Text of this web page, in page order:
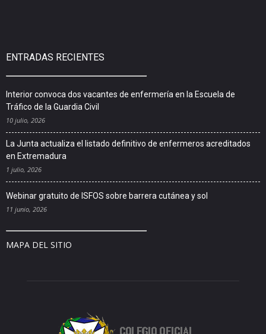
ENTRADAS RECIENTES
Interior convoca dos vacantes de enfermería en la Escuela de
Tráfico de la Guardia Civil
10 julio, 2026
La Junta actualiza el listado definitivo de enfermeros acreditados
en Extremadura
1 julio, 2026
Webinar gratuito de ISFOS sobre barrera cutánea y sol
11 junio, 2026
MAPA DEL SITIO